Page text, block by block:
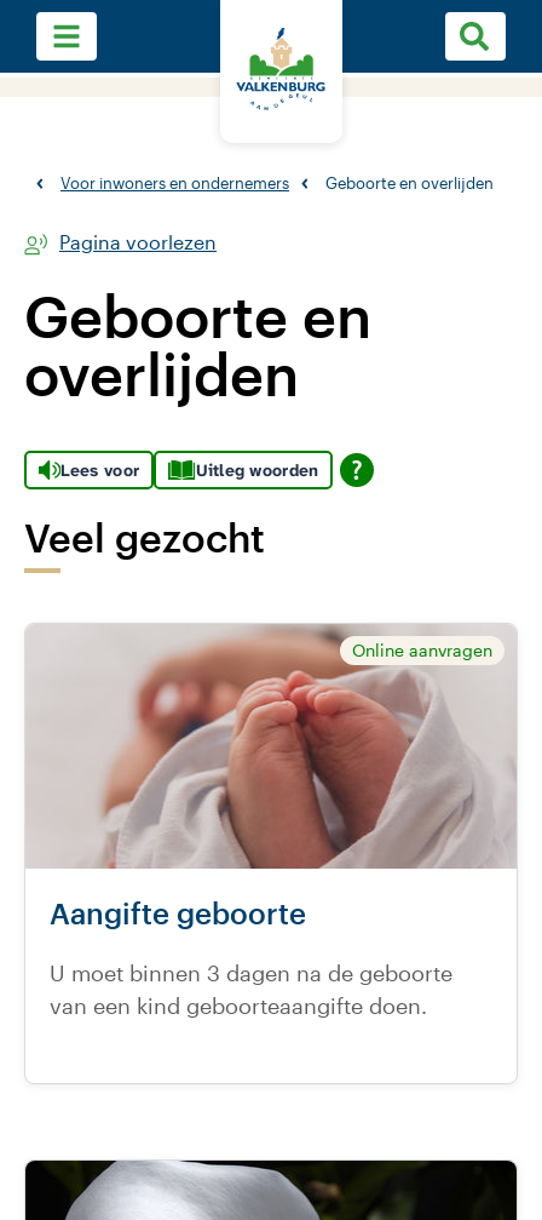
Voor inwoners en ondernemers Geboorte en overlijden
Pagina voorlezen
Geboorte en
overlijden
Lees voor Uitleg woorden
Veel gezocht
Aangifte geboorte
U moet binnen 3 dagen na de geboorte
van een kind geboorteaangifte doen.
Online aanvragen